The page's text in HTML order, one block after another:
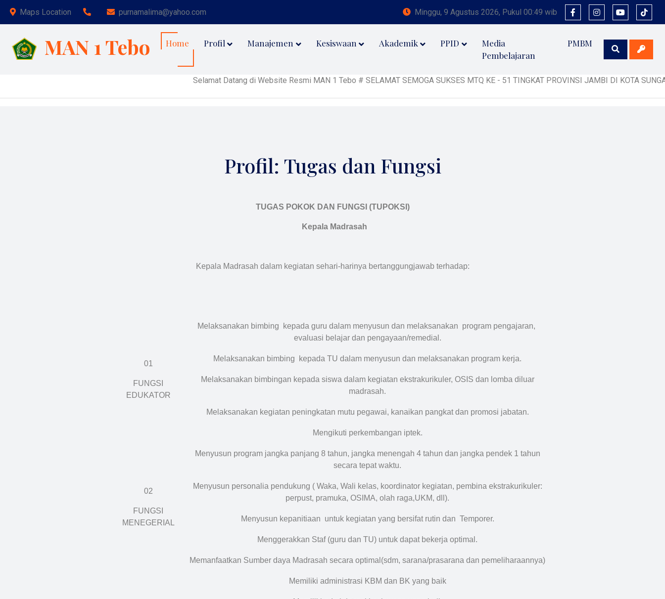
Maps Location purnamalima@yahoo.com Minggu, 9 Agustus 2026, Pukul 00:49 wib
MAN 1 Tebo Home Profil Manajemen Kesiswaan Akademik PPID
Media
Pembelajaran
PMBM
Selamat Datang di Website Resmi MAN 1 Tebo # SELAMAT SEMOGA SUKSES MTQ KE - 51 TINGKAT PROVINSI JAMBI DI KOTA SUNGAI
Profil: Tugas dan Fungsi
TUGAS POKOK DAN FUNGSI (TUPOKSI)
Kepala Madrasah
Kepala Madrasah dalam kegiatan sehari-harinya bertanggungjawab terhadap:
01
FUNGSI
EDUKATOR
Melaksanakan bimbing kepada guru dalam menyusun dan melaksanakan program pengajaran,
evaluasi belajar dan pengayaan/remedial.
Melaksanakan bimbing kepada TU dalam menyusun dan melaksanakan program kerja.
Melaksanakan bimbingan kepada siswa dalam kegiatan ekstrakurikuler, OSIS dan lomba diluar
madrasah.
Melaksanakan kegiatan peningkatan mutu pegawai, kanaikan pangkat dan promosi jabatan.
Mengikuti perkembangan iptek.
02
FUNGSI
MENEGERIAL
Menyusun program jangka panjang 8 tahun, jangka menengah 4 tahun dan jangka pendek 1 tahun
secara tepat waktu.
Menyusun personalia pendukung ( Waka, Wali kelas, koordinator kegiatan, pembina ekstrakurikuler:
perpust, pramuka, OSIMA, olah raga,UKM, dll).
Menyusun kepanitiaan untuk kegiatan yang bersifat rutin dan Temporer.
Menggerakkan Staf (guru dan TU) untuk dapat bekerja optimal.
Memanfaatkan Sumber daya Madrasah secara optimal(sdm, sarana/prasarana dan pemeliharaannya)
Memiliki administrasi KBM dan BK yang baik